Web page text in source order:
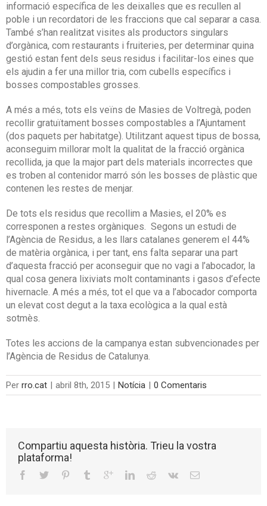
informació específica de les deixalles que es recullen al
poble i un recordatori de les fraccions que cal separar a casa.
També s’han realitzat visites als productors singulars
d’orgànica, com restaurants i fruiteries, per determinar quina
gestió estan fent dels seus residus i facilitar-los eines que
els ajudin a fer una millor tria, com cubells específics i
bosses compostables grosses.
A més a més, tots els veïns de Masies de Voltregà, poden
recollir gratuïtament bosses compostables a l’Ajuntament
(dos paquets per habitatge). Utilitzant aquest tipus de bossa,
aconseguim millorar molt la qualitat de la fracció orgànica
recollida, ja que la major part dels materials incorrectes que
es troben al contenidor marró són les bosses de plàstic que
contenen les restes de menjar.
De tots els residus que recollim a Masies, el 20% es
corresponen a restes orgàniques. Segons un estudi de
l’Agència de Residus, a les llars catalanes generem el 44%
de matèria orgànica, i per tant, ens falta separar una part
d’aquesta fracció per aconseguir que no vagi a l’abocador, la
qual cosa genera lixiviats molt contaminants i gasos d’efecte
hivernacle. A més a més, tot el que va a l’abocador comporta
un elevat cost degut a la taxa ecològica a la qual està
sotmès.
Totes les accions de la campanya estan subvencionades per
l’Agència de Residus de Catalunya.
Per rro.cat | abril 8th, 2015 | Notícia | 0 Comentaris
Compartiu aquesta història. Trieu la vostra
plataforma!